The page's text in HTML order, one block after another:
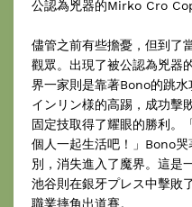
公認為兇器的Mirko Cro
儘管之前有些擔憂，但到了
觀眾。出現了被公認為兇
界一家則是靠著Bono的跳
インリン様的高踢，成功擊
固定技取得了耀眼的勝利。
個人一起生活吧！」Bono
別，消失進入了魔界。這是
池谷則在銀牙プレス中擊敗
職業摔角出道賽。